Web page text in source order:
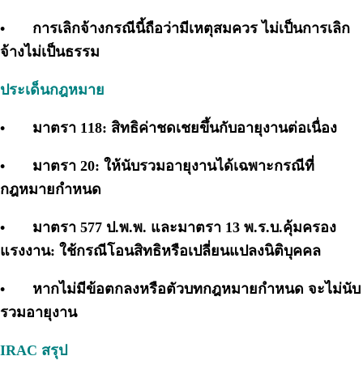
•
การเลิกจ้างกรณีนี้ถือว่ามีเหตุสมควร ไม่เป็นการเลิก
จ้างไม่เป็นธรรม
ประเด็นกฎหมาย
• มาตรา 118: สิทธิค่าชดเชยขึ้นกับอายุงานต่อเนื่อง
•
มาตรา 20: ให้นับรวมอายุงานได้เฉพาะกรณีที่
กฎหมายกำหนด
•
มาตรา 577 ป.พ.พ. และมาตรา 13 พ.ร.บ.คุ้มครอง
แรงงาน: ใช้กรณีโอนสิทธิหรือเปลี่ยนแปลงนิติบุคคล
•
หากไม่มีข้อตกลงหรือตัวบทกฎหมายกำหนด จะไม่นับ
รวมอายุงาน
IRAC สรุป